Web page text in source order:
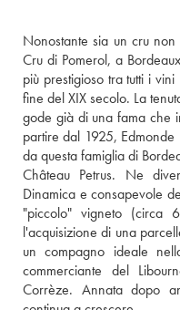
Nonostante sia un cru
Cru di Pomerol, a
più prestigioso tra tutti i
fine del XIX secolo. La
gode già di una fama che
partire dal 1925, Edmonde
da questa famiglia di
Château Petrus. Ne
Dinamica e consapevole
"piccolo" vigneto (circa
l'acquisizione di una
un compagno ideale
commerciante del
Corrèze. Annata dopo